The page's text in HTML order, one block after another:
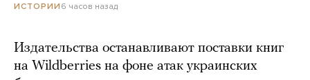
ИСТОРИИ 6 часов назад
Издательства останавливают поставки книг
на Wildberries на фоне атак украинских